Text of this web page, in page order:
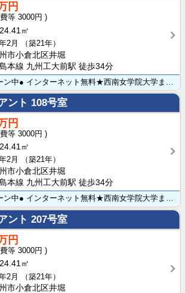
円
3000円
24.41㎡
2月
（築21年）
市小倉北区井堀
本線 九州工大前駅 徒歩34分
●初期費用キャンペーン中● インターネット無料★西南女学院大学まで310ｍで学生さんにもお薦めです♪･･･
ント 108号室
円
3000円
24.41㎡
2月
（築21年）
市小倉北区井堀
本線 九州工大前駅 徒歩34分
●初期費用キャンペーン中● インターネット無料★西南女学院大学まで310ｍで学生さんにもお薦めです♪･･･
ント 207号室
円
3000円
24.41㎡
2月
（築21年）
市小倉北区井堀